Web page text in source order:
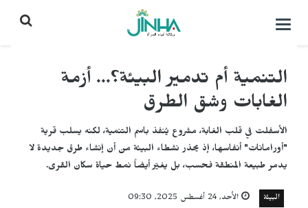
التحكم
التنمية أم تدمير البيئة؟... أزمة
الغابات وشق الطرق
الأسفلت في قلب الغابة، مشروع يُنفذ باسم التنمية، لكنه يسلب قرية
"أورامانات" أنفاسها، إذ يحذر نشطاء البيئة من أن إنشاء طرق جديدة لا
يدمر طبيعة المنطقة فحسب، بل يغيّر أيضاً نمط حياة سكان القرى.
البيئة الأحد, 24 أغسطس 2025, 09:30